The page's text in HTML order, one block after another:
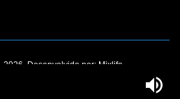
2026. Desenvolvido por: Mixlife